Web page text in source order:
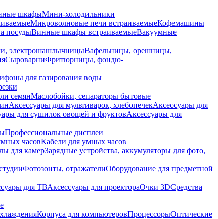
шкафыМини-холодильники
Микроволновые печи встраиваемыеКофемашины
посудыВинные шкафы встраиваемыеВакуумные
электрошашлычницыВафельницы, орешницы,
СыроварниФритюрницы, фондю-
для газирования воды
семянМаслобойки, сепараторы бытовые
Аксессуары для мультиварок, хлебопечекАксессуары для
для сушилок овощей и фруктовАксессуары для
Профессиональные дисплеи
часовКабели для умных часов
для камерЗарядные устройства, аккумуляторы для фото,
Фотозонты, отражателиОборудование для предметной
для ТВАксессуары для проектораОчки 3DСредства
Корпуса для компьютеровПроцессорыОптические